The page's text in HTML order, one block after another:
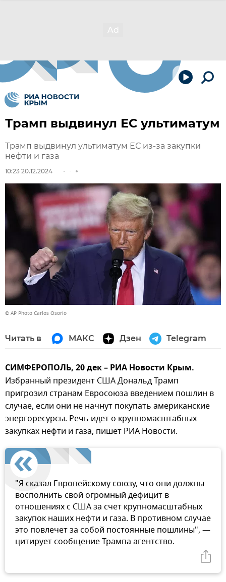
Трамп выдвинул ЕС ультиматум
Трамп выдвинул ультиматум ЕС из-за закупки
нефти и газа
10:23 20.12.2024
© AP Photo Carlos Osorio
Читать в МАКС Дзен Telegram
СИМФЕРОПОЛЬ, 20 дек – РИА Новости Крым.
Избранный президент США Дональд Трамп
пригрозил странам Евросоюза введением пошлин в
случае, если они не начнут покупать американские
энергоресурсы. Речь идет о крупномасштабных
закупках нефти и газа, пишет РИА Новости.
"Я сказал Европейскому союзу, что они должны
восполнить свой огромный дефицит в
отношениях с США за счет крупномасштабных
закупок наших нефти и газа. В противном случае
это повлечет за собой постоянные пошлины", —
цитирует сообщение Трампа агентство.